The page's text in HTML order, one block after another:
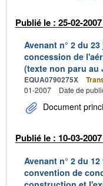
Publié le : 25-02-2007
Avenant n° 2 du
concession de
(texte non paru au
EQUA0790275X
01-2007
Date de
Document
Publié le : 10-03-2007
Avenant n° 2 du
convention de